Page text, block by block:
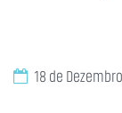
18 de